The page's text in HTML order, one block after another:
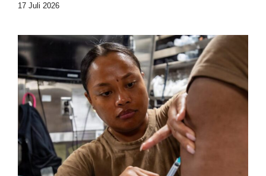
17 Juli 2026